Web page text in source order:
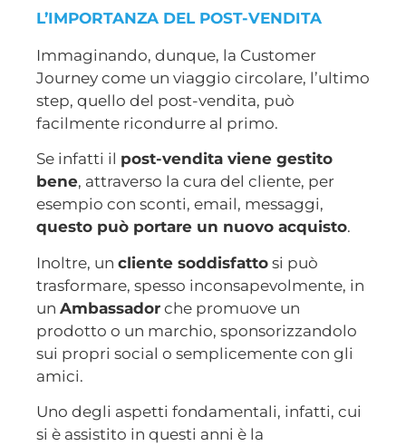
L’IMPORTANZA DEL POST-VENDITA
Immaginando, dunque, la Customer
Journey come un viaggio circolare, l’ultimo
step, quello del post-vendita, può
facilmente ricondurre al primo.
Se infatti il post-vendita viene gestito
bene, attraverso la cura del cliente, per
esempio con sconti, email, messaggi,
questo può portare un nuovo acquisto.
Inoltre, un cliente soddisfatto si può
trasformare, spesso inconsapevolmente, in
un Ambassador che promuove un
prodotto o un marchio, sponsorizzandolo
sui propri social o semplicemente con gli
amici.
Uno degli aspetti fondamentali, infatti, cui
si è assistito in questi anni è la